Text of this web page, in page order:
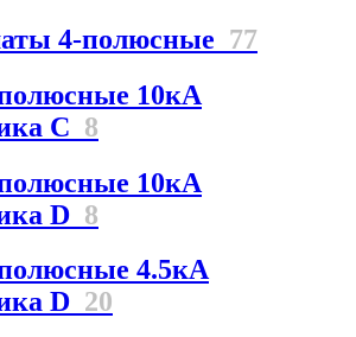
4-полюсные 77
10кА
C 8
10кА
D 8
4.5кА
D 20